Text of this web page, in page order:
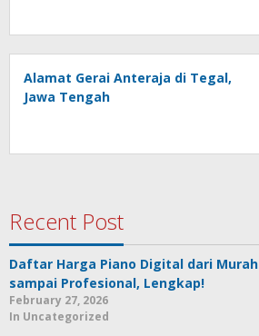
Alamat Gerai Anteraja di Tegal,
Jawa Tengah
Recent Post
Daftar Harga Piano Digital dari Murah
sampai Profesional, Lengkap!
February 27, 2026
In Uncategorized